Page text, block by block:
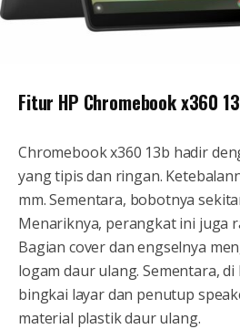
Fitur HP Chromebook x360
Chromebook x360 13b hadir
yang tipis dan ringan.
mm. Sementara, bobotnya
Menariknya, perangkat ini juga
Bagian cover dan engselnya
logam daur ulang. Sementara,
bingkai layar dan penutup
material plastik daur ulang.